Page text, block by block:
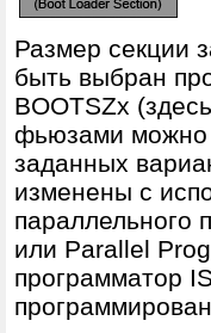
Размер секции
быть выбран
BOOTSZx
фьюзами можно
заданных
изменены с
параллельного
или Parallel
программатор